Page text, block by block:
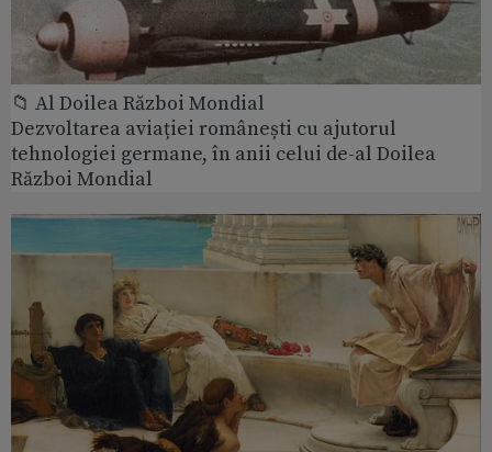
📁 Al Doilea Război Mondial
Dezvoltarea aviației românești cu ajutorul
tehnologiei germane, în anii celui de-al Doilea
Război Mondial